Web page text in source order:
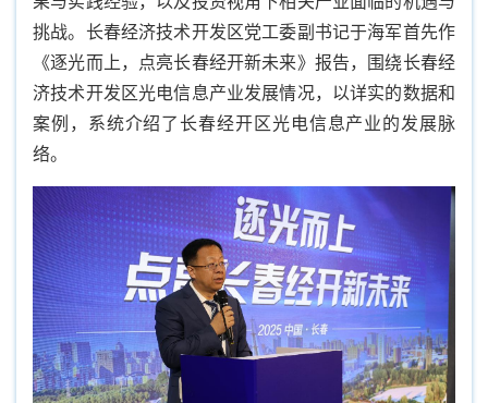
挑战。长春经济技术开发区党工委副书记于海军首先作
《逐光而上，点亮长春经开新未来》报告，围绕长春经
济技术开发区光电信息产业发展情况，以详实的数据和
案例，系统介绍了长春经开区光电信息产业的发展脉
络。